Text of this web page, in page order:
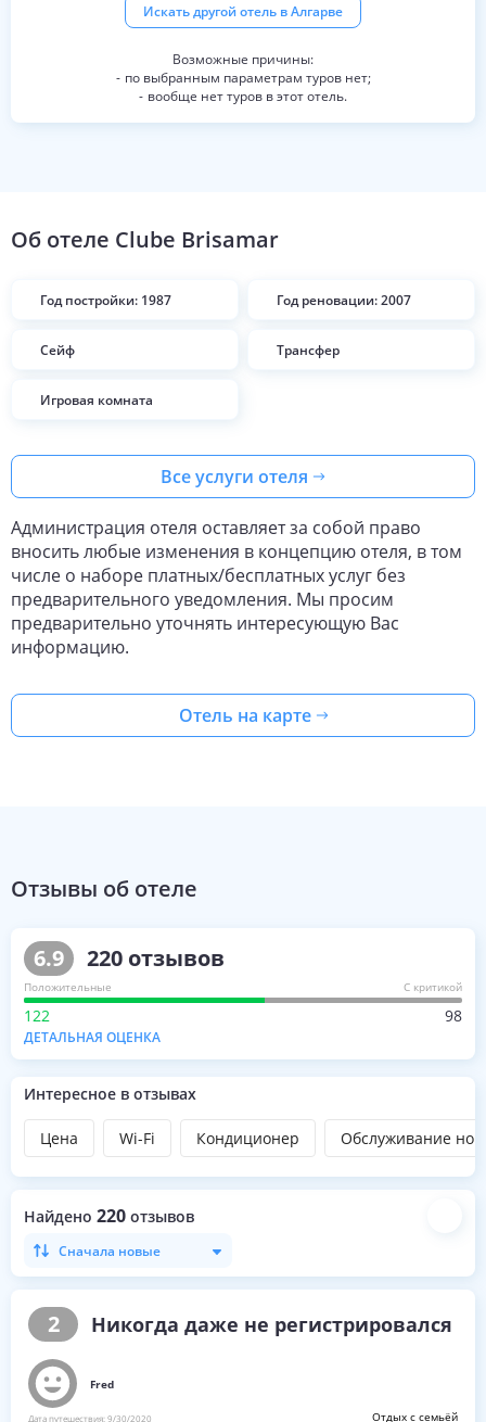
Искать другой отель вАлгарве
по выбранным параметрам туров нет;
вообще нет туров в этот отель.
Об отеле Clube Brisamar
Год постройки: 1987 Год реновации: 2007
Сейф Трансфер
Игровая комната
Все услуги отеля
Администрация отеля оставляет за собой право
вносить любые изменения в концепцию отеля, в том
числе о наборе платных/бесплатных услуг без
предварительного уведомления. Мы просим
предварительно уточнять интересующую Вас
информацию.
Отель на карте
Отзывы об отеле
6.9 220 отзывов
Положительные С критикой
122 98
ДЕТАЛЬНАЯ ОЦЕНКА
Интересное в отзывах
Цена Wi-Fi Кондиционер Обслуживание
Найдено 220 отзывов
Сначала новые
2 Никогда даже не регистрировался
Fred
Дата путешествия:9/30/2020 Отдых с семьёй